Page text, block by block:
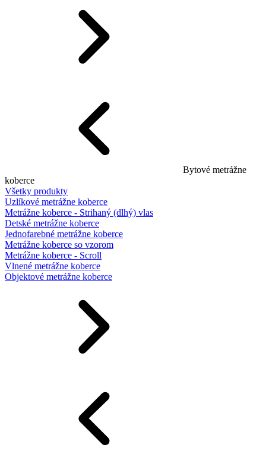
Bytové metrážne
koberce
Všetky produkty
Uzlíkové metrážne koberce
Metrážne koberce - Strihaný (dlhý) vlas
Detské metrážne koberce
Jednofarebné metrážne koberce
Metrážne koberce so vzorom
Metrážne koberce - Scroll
Vlnené metrážne koberce
Objektové metrážne koberce